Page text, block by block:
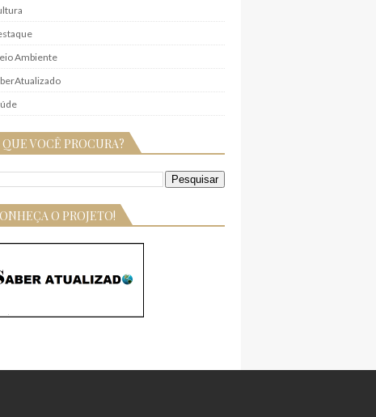
Ambiente
QUE VOCÊ PROCURA?
O PROJETO!